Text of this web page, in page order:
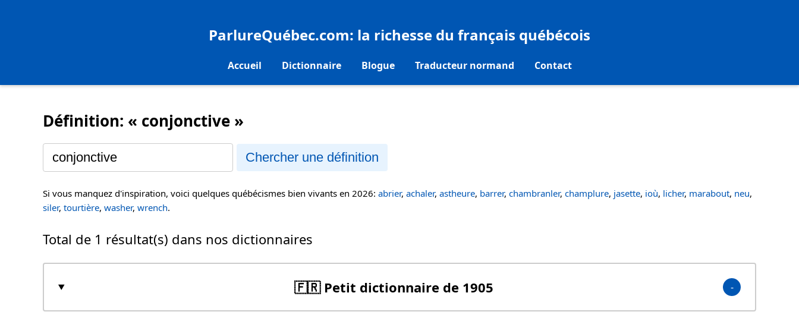
ParlureQuébec.com: la richesse du français québécois
Accueil Dictionnaire Blogue Traducteur normand Contact
Définition: « conjonctive »
Chercher une définition
Si vous manquez d'inspiration, voici quelques québécismes bien vivants en 2026: abrier, achaler, astheure, barrer, chambranler, champlure, jasette, ioù, licher, marabout, neu,
siler, tourtière, washer, wrench.
Total de 1 résultat(s) dans nos dictionnaires
🇫🇷 Petit dictionnaire de 1905